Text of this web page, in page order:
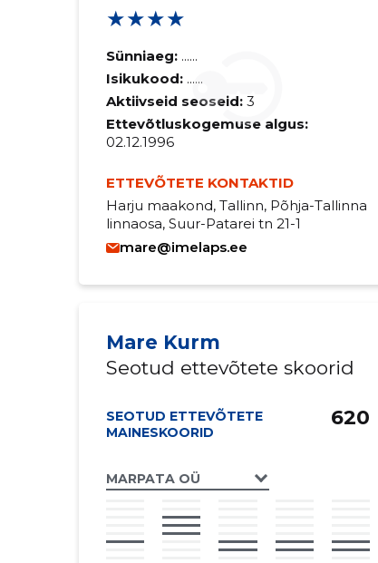
★★★★
Sünniaeg: ......
Isikukood: ......
Aktiivseid seoseid: 3
Ettevõtluskogemuse algus:
02.12.1996
ETTEVÕTETE KONTAKTID
Harju maakond, Tallinn, Põhja-Tallinna
linnaosa, Suur-Patarei tn 21-1
mare@imelaps.ee
Mare Kurm
Seotud ettevõtete skoorid
SEOTUD ETTEVÕTETE
MAINESKOORID
MARPATA OÜ
620